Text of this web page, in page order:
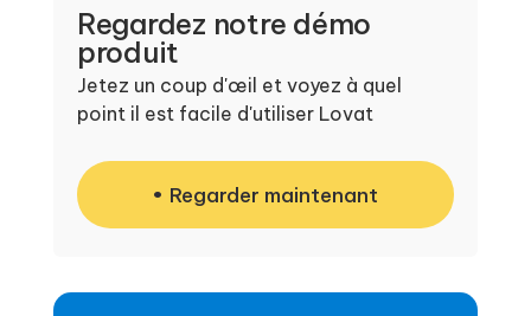
Regardez notre démo
produit
Jetez un coup d'œil et voyez à quel
point il est facile d'utiliser Lovat
Regarder maintenant